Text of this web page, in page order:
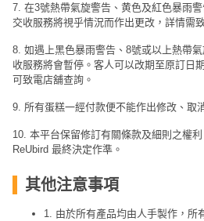
7. 在3號熱帶氣旋警告、黄色及紅色暴雨
交收服務將視乎情況而作出更改，詳情需
8. 如遇上黑色暴雨警告、8號或以上熱帶
收服務將會暫停。客人可以改期至原訂日
可致電店舖查詢。
9. 所有蛋糕一經付款便不能作出修改、取
10. 本平台保留修訂有關條款及細則之權
ReUbird 最終決定作準。
其他注意事項
1. 由於所有產品均由人手製作，所